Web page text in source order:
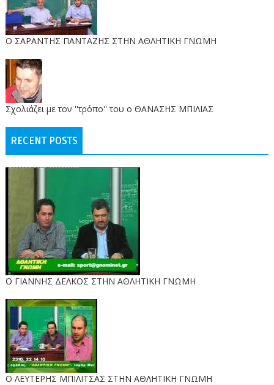
O ΣΑΡΑΝΤΗΣ ΠΑΝΤΑΖΗΣ ΣΤΗΝ ΑΘΛΗΤΙΚΗ ΓΝΩΜΗ
Σχολιάζει με τον ''τρόπο'' του ο ΘΑΝΑΣΗΣ ΜΠΙΛΙΑΣ
RECENT POSTS
Ο ΓΙΑΝΝΗΣ ΔΕΛΚΟΣ ΣΤΗΝ ΑΘΛΗΤΙΚΗ ΓΝΩΜΗ
O ΛΕΥΤΕΡΗΣ ΜΠΙΛΙΤΣΑΣ ΣΤΗΝ ΑΘΛΗΤΙΚΗ ΓΝΩΜΗ